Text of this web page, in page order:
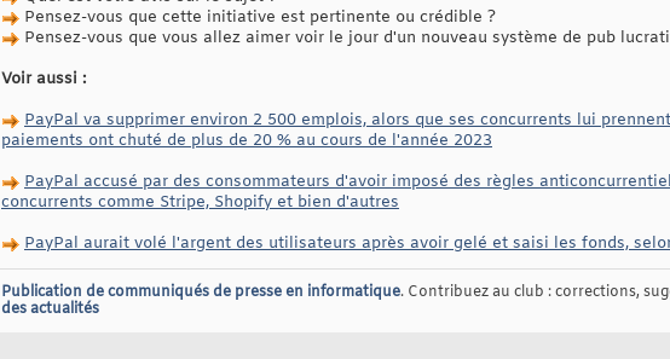
Pensez-vous que cette initiative est pertinente ou crédible ?
Pensez-vous que vous allez aimer voir le jour d'un nouveau système de pub
Voir aussi :
PayPal va supprimer environ 2 500 emplois, alors que ses concurrents lui
paiements ont chuté de plus de 20 % au cours de l'année 2023
PayPal accusé par des consommateurs d'avoir imposé des règles
concurrents comme Stripe, Shopify et bien d'autres
PayPal aurait volé l'argent des utilisateurs après avoir gelé et saisi les fonds,
Publication de communiqués de presse en informatique. Contribuez au club : corrections,
des actualités